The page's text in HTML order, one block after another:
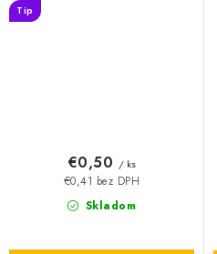
Tip
Skladom
€0,41 bez DPH
€0,50 / ks